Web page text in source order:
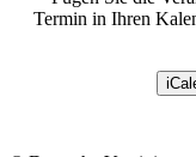
Termin in Ihren